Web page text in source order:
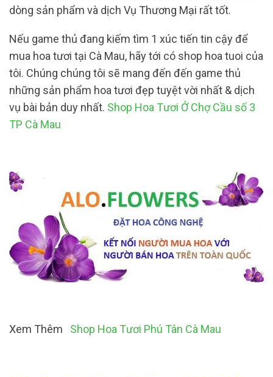
dòng sản phẩm và dịch Vụ Thương Mại rất tốt.
Nếu game thủ đang kiếm tìm 1 xúc tiến tin cậy để
mua hoa tươi tại Cà Mau, hãy tới có shop hoa tuoi của
tôi. Chúng chúng tôi sẽ mang đến đến game thủ
những sản phẩm hoa tươi đẹp tuyệt vời nhất & dịch
vụ bài bản duy nhất. Shop Hoa Tươi Ở Chợ Cầu số 3
TP Cà Mau
Xem Thêm Shop Hoa Tươi Phú Tân Cà Mau